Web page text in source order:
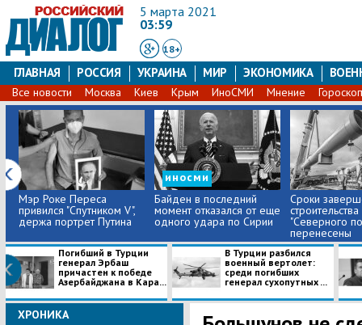
5 марта 2021
03:59
18+
ГЛАВНАЯ РОССИЯ УКРАИНА МИР ЭКОНОМИКА
Все новости Москва Киев Крым ИноСМИ Мнение
Мэр Роке Переса
привился "Спутником V",
держа портрет Путина
иносми
Байден в последний
момент отказался от еще
одного удара по Сирии
Сроки
строительства
"Северного
перенесены
Погибший в Турции
генерал Эрбаш
причастен к победе
Азербайджана в Кара...
В Турции разбился
военный вертолет:
среди погибших
генерал сухопутных ...
ХРОНИКА